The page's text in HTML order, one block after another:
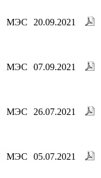
МЭС 20.09.2021
МЭС 07.09.2021
МЭС 26.07.2021
МЭС 05.07.2021